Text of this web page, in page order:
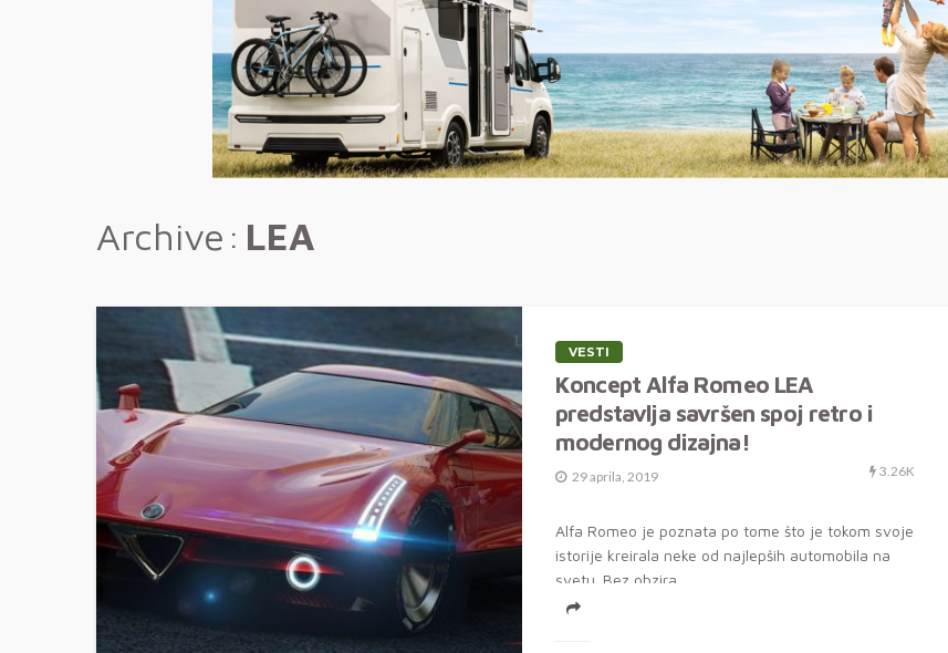
Archive LEA
VESTI
Koncept Alfa Romeo LEA
predstavlja savršen spoj retro i
modernog dizajna!
29 aprila, 2019 3.26K
Alfa Romeo je poznata po tome što je tokom svoje
istorije kreirala neke od najlepših automobila na
svetu. Bez obzira...